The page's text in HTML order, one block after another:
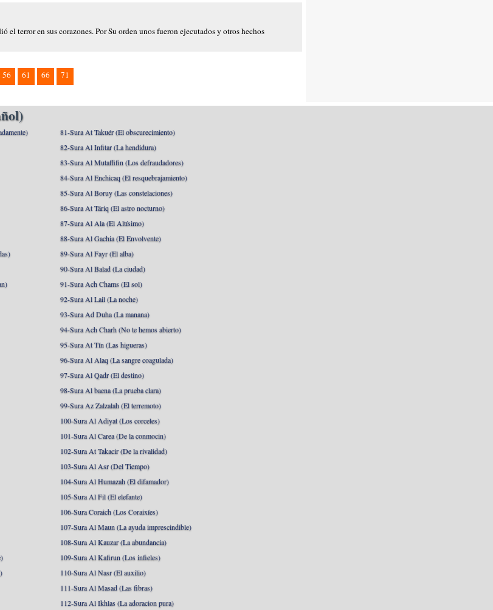
terror en sus corazones. Por Su orden unos fueron ejecutados y otros hechos
56 61 66 71
81-Sura At Takuér (El obscurecimiento)
82-Sura Al Infitar (La hendidura)
83-Sura Al Mutaffifin (Los defraudadores)
84-Sura Al Enchicaq (El resquebrajamiento)
85-Sura Al Boruy (Las constelaciones)
86-Sura At Táriq (El astro nocturno)
87-Sura Al Ala (El Altísimo)
88-Sura Al Gachia (El Envolvente)
89-Sura Al Fayr (El alba)
90-Sura Al Balad (La ciudad)
91-Sura Ach Chams (El sol)
92-Sura Al Lail (La noche)
93-Sura Ad Duha (La manana)
94-Sura Ach Charh (No te hemos abierto)
95-Sura At Tín (Las higueras)
96-Sura Al Alaq (La sangre coagulada)
97-Sura Al Qadr (El destino)
98-Sura Al baena (La prueba clara)
99-Sura Az Zalzalah (El terremoto)
100-Sura Al Adiyat (Los corceles)
101-Sura Al Carea (De la conmocin)
102-Sura At Takacir (De la rivalidad)
103-Sura Al Asr (Del Tiempo)
104-Sura Al Humazah (El difamador)
105-Sura Al Fil (El elefante)
106-Sura Coraich (Los Coraixíes)
107-Sura Al Maun (La ayuda imprescindible)
108-Sura Al Kauzar (La abundancia)
109-Sura Al Kafirun (Los infieles)
110-Sura Al Nasr (El auxilio)
111-Sura Al Masad (Las fibras)
112-Sura Al Ikhlas (La adoracion pura)